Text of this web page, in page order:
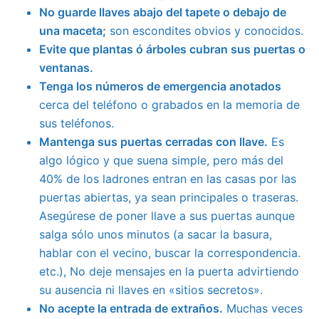
No guarde llaves abajo del tapete o debajo de
una maceta; son escondites obvios y conocidos.
Evite que plantas ó árboles cubran sus puertas o
ventanas.
Tenga los números de emergencia anotados
cerca del teléfono o grabados en la memoria de
sus teléfonos.
Mantenga sus puertas cerradas con llave. Es
algo lógico y que suena simple, pero más del
40% de los ladrones entran en las casas por las
puertas abiertas, ya sean principales o traseras.
Asegúrese de poner llave a sus puertas aunque
salga sólo unos minutos (a sacar la basura,
hablar con el vecino, buscar la correspondencia.
etc.), No deje mensajes en la puerta advirtiendo
su ausencia ni llaves en «sitios secretos».
No acepte la entrada de extraños. Muchas veces